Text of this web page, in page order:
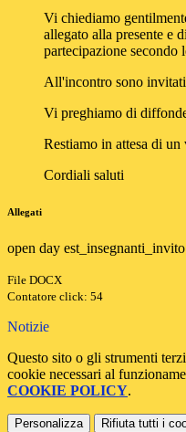
Vi chiediamo
allegato alla presente e
partecipazione secondo
All'incontro sono
Vi preghiamo di
Restiamo in attesa di
Cordiali saluti
Allegati
open day
File DOCX
Contatore click: 54
Notizie
Questo sito o gli strumenti
cookie necessari al
COOKIE POLICY.
Personalizza Rifiuta tutti i